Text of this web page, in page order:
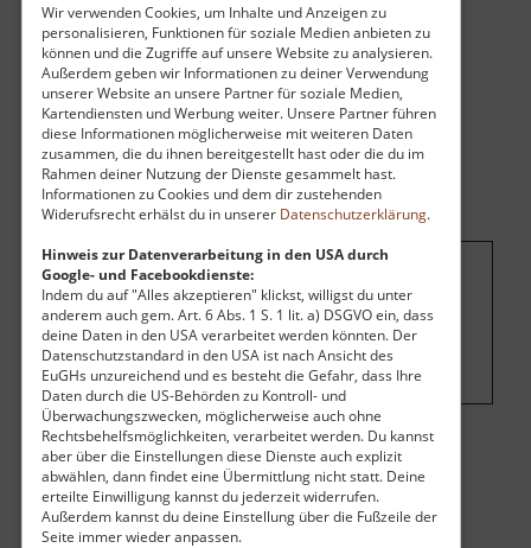
Wir verwenden Cookies, um Inhalte und Anzeigen zu
personalisieren, Funktionen für soziale Medien anbieten zu
können und die Zugriffe auf unsere Website zu analysieren.
Außerdem geben wir Informationen zu deiner Verwendung
unserer Website an unsere Partner für soziale Medien,
Kartendiensten und Werbung weiter. Unsere Partner führen
diese Informationen möglicherweise mit weiteren Daten
zusammen, die du ihnen bereitgestellt hast oder die du im
Rahmen deiner Nutzung der Dienste gesammelt hast.
Informationen zu Cookies und dem dir zustehenden
Widerufsrecht erhälst du in unserer Datenschutzerklärung.
Hinweis zur Datenverarbeitung in den USA durch
Google- und Facebookdienste:
Indem du auf "Alles akzeptieren" klickst, willigst du unter
anderem auch gem. Art. 6 Abs. 1 S. 1 lit. a) DSGVO ein, dass
deine Daten in den USA verarbeitet werden könnten. Der
Datenschutzstandard in den USA ist nach Ansicht des
EuGHs unzureichend und es besteht die Gefahr, dass Ihre
Daten durch die US-Behörden zu Kontroll- und
Überwachungszwecken, möglicherweise auch ohne
Rechtsbehelfsmöglichkeiten, verarbeitet werden. Du kannst
aber über die Einstellungen diese Dienste auch explizit
abwählen, dann findet eine Übermittlung nicht statt. Deine
erteilte Einwilligung kannst du jederzeit widerrufen.
Außerdem kannst du deine Einstellung über die Fußzeile der
Seite immer wieder anpassen.
Um dieses Projekt zu finanzieren, wird
hier Werbung eingeblendet.Cookie-
Einstellungen ändern.
Eintritt
Privatbesitz, kein Zutritt möglich oder eingeschränkt.